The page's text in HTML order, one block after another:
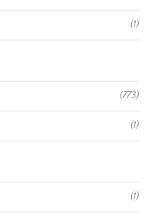
(1)
(773)
(1)
(1)